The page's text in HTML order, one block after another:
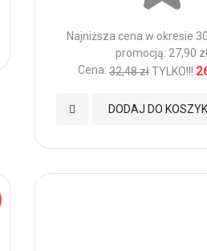
Najniższa cena w okresie
promocją: 27,90
Cena: 32,48 złTYLKO!!!
DODAJ DO
Dodaj
Ulubionych